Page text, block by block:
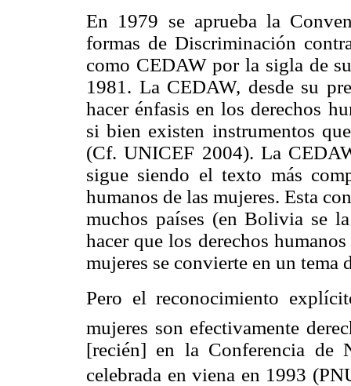
En 1979 se aprueba la
formas de Discriminación
como CEDAW por la sigla de
1981. La CEDAW, desde su
hacer énfasis en los derechos
si bien existen instrumentos
(Cf. UNICEF 2004). La
sigue siendo el texto más
humanos de las mujeres. Esta
muchos países (en Bolivia se
hacer que los derechos
mujeres se convierte en un tema
Pero el reconocimiento
mujeres son efectivamente
[recién] en la Conferencia de
celebrada en viena en 1993